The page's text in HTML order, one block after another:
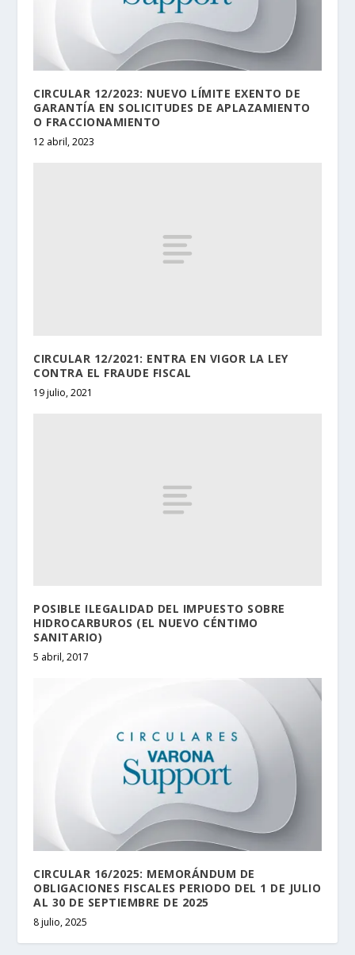
CIRCULAR 12/2023: NUEVO LÍMITE EXENTO DE
GARANTÍA EN SOLICITUDES DE APLAZAMIENTO
O FRACCIONAMIENTO
12 abril, 2023
CIRCULAR 12/2021: ENTRA EN VIGOR LA LEY
CONTRA EL FRAUDE FISCAL
19 julio, 2021
POSIBLE ILEGALIDAD DEL IMPUESTO SOBRE
HIDROCARBUROS (EL NUEVO CÉNTIMO
SANITARIO)
5 abril, 2017
CIRCULAR 16/2025: MEMORÁNDUM DE
OBLIGACIONES FISCALES PERIODO DEL 1 DE JULIO
AL 30 DE SEPTIEMBRE DE 2025
8 julio, 2025